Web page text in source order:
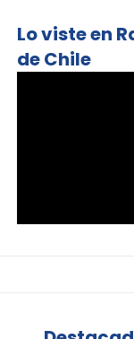
Lo viste en
de Chile